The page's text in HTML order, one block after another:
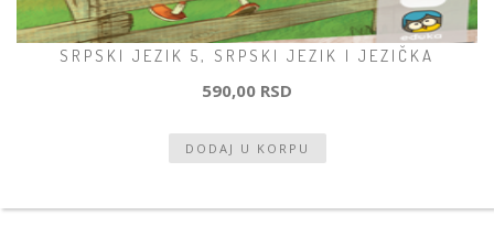
SRPSKI JEZIK 5, SRPSKI JEZIK I JEZIČKA
590,00 RSD